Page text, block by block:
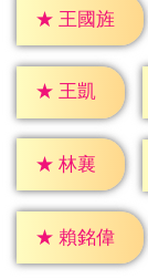
★ 王國旌
★ 王凱
★ 林襄
★ 賴銘偉